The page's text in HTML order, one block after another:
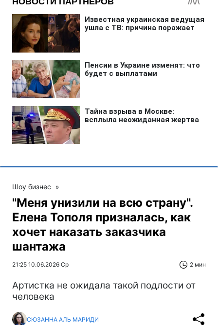
Шоу бизнес »
"Меня унизили на всю страну".
Елена Тополя призналась, как
хочет наказать заказчика
шантажа
21:25 10.06.2026 Ср 2 мин
Артистка не ожидала такой подлости от
человека
СЮЗАННА АЛЬ МАРИДИ